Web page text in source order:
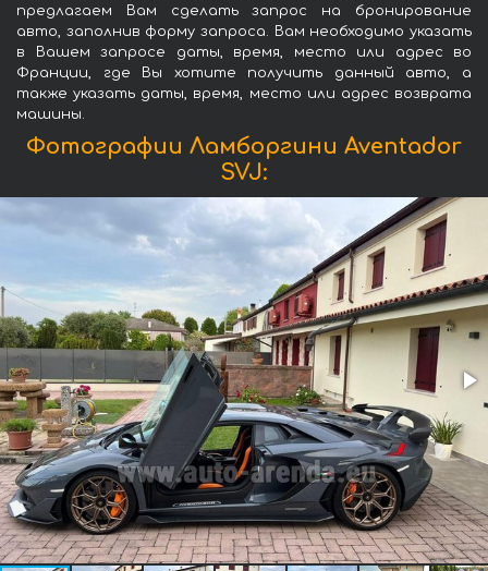
предлагаем Вам сделать запрос на бронирование
авто, заполнив форму запроса. Вам необходимо указать
в Вашем запросе даты, время, место или адрес во
Франции, где Вы хотите получить данный авто, а
также указать даты, время, место или адрес возврата
машины.
Фотографии Ламборгини Aventador
SVJ: